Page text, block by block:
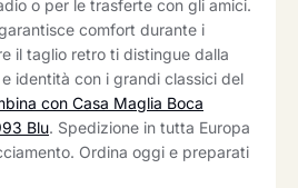
o per le trasferte con gli amici.
comfort durante i
il taglio retro ti distingue dalla
identità con i grandi classici del
con Casa Maglia Boca
Blu. Spedizione in tutta Europa
Ordina oggi e preparati